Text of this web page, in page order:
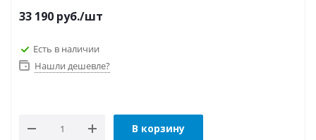
33 190 руб./шт
Есть в наличии
Нашли дешевле?
В корзину